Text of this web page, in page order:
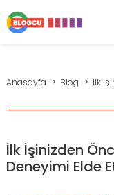
Anasayfa Blog İlk
İlk İşinizden
Deneyimi Elde